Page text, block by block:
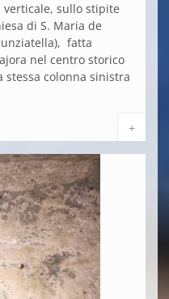
verticale, sullo stipite
di S. Maria de
fatta
nel centro storico
stessa colonna sinistra
+